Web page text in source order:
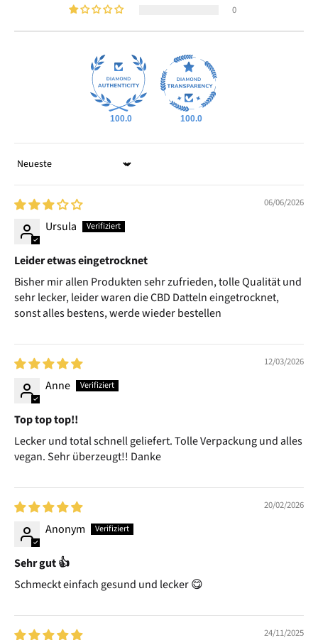
0
100.0 100.0
Sort by
06/06/2026
Ursula
Leider etwas eingetrocknet
Bisher mir allen Produkten sehr zufrieden, tolle Qualität und
sehr lecker, leider waren die CBD Datteln eingetrocknet,
sonst alles bestens, werde wieder bestellen
12/03/2026
Anne
Top top top!!
Lecker und total schnell geliefert. Tolle Verpackung und alles
vegan. Sehr überzeugt!! Danke
20/02/2026
Anonym
Sehr gut 👍
Schmeckt einfach gesund und lecker 😋
24/11/2025